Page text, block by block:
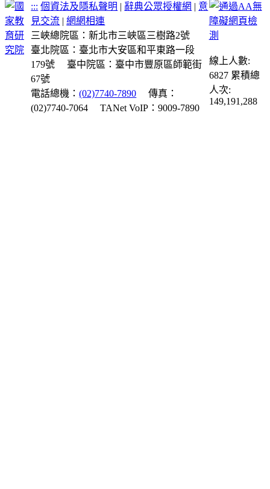
::: 個資法及隱私聲明 | 辭典公眾授權網 | 意
見交流 |網網相連
三峽總院區：新北市三峽區三樹路2號
臺北院區：臺北市大安區和平東路一段
179號
臺中院區：臺中市豐原區師範街
67號
電話總機：(02)7740-7890
傳真：
(02)7740-7064
TANet VoIP：9009-7890
線上人數:
6827 累積總
人次:
149,191,288